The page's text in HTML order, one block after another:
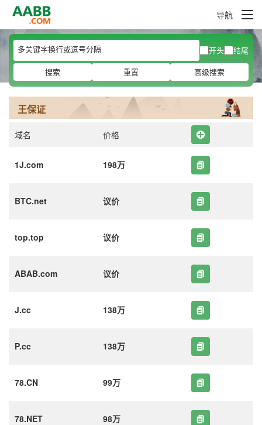
导航
开头
结尾
搜索
重置 高级搜索
王保证
域名 价格
1J.com 198万
BTC.net 议价
top.top 议价
ABAB.com 议价
J.cc 138万
P.cc 138万
78.CN 99万
78.NET 98万